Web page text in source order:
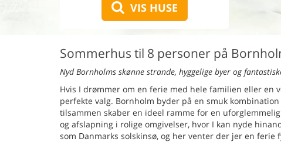
VIS HUSE
Sommerhus til 8 personer på
Nyd Bornholms skønne strande, hyggelige byer og
Hvis I drømmer om en ferie med hele familien eller en
perfekte valg. Bornholm byder på en smuk
tilsammen skaber en ideel ramme for en
og afslapning i rolige omgivelser, hvor I kan nyde
som Danmarks solskinsø, og her venter der jer en